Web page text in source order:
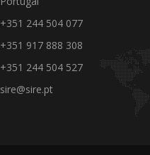
+351 244 504 077
+351 917 888 308
+351 244 504 527
sire@sire.pt